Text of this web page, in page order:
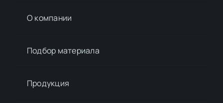
О компании
Подбор материалa
Продукция